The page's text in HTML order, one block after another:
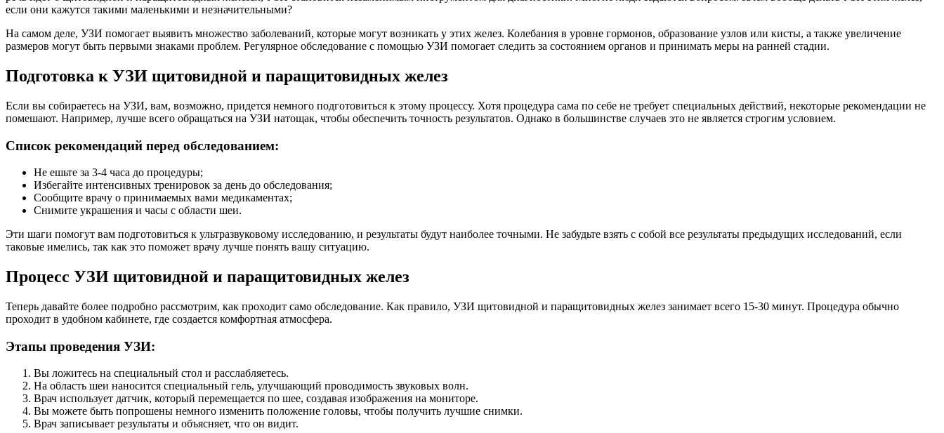
если они кажутся такими маленькими и незначительными?
На самом деле, УЗИ помогает выявить множество заболеваний, которые могут возникать у этих желез. Колебания в уровне гормонов, образование узлов или кисты, а также увеличение
размеров могут быть первыми знаками проблем. Регулярное обследование с помощью УЗИ помогает следить за состоянием органов и принимать меры на ранней стадии.
Подготовка к УЗИ щитовидной и паращитовидных желез
Если вы собираетесь на УЗИ, вам, возможно, придется немного подготовиться к этому процессу. Хотя процедура сама по себе не требует специальных действий, некоторые рекомендации не
помешают. Например, лучше всего обращаться на УЗИ натощак, чтобы обеспечить точность результатов. Однако в большинстве случаев это не является строгим условием.
Список рекомендаций перед обследованием:
Не ешьте за 3-4 часа до процедуры;
Избегайте интенсивных тренировок за день до обследования;
Сообщите врачу о принимаемых вами медикаментах;
Снимите украшения и часы с области шеи.
Эти шаги помогут вам подготовиться к ультразвуковому исследованию, и результаты будут наиболее точными. Не забудьте взять с собой все результаты предыдущих исследований, если
таковые имелись, так как это поможет врачу лучше понять вашу ситуацию.
Процесс УЗИ щитовидной и паращитовидных желез
Теперь давайте более подробно рассмотрим, как проходит само обследование. Как правило, УЗИ щитовидной и паращитовидных желез занимает всего 15-30 минут. Процедура обычно
проходит в удобном кабинете, где создается комфортная атмосфера.
Этапы проведения УЗИ:
Вы ложитесь на специальный стол и расслабляетесь.
На область шеи наносится специальный гель, улучшающий проводимость звуковых волн.
Врач использует датчик, который перемещается по шее, создавая изображения на мониторе.
Вы можете быть попрошены немного изменить положение головы, чтобы получить лучшие снимки.
Врач записывает результаты и объясняет, что он видит.